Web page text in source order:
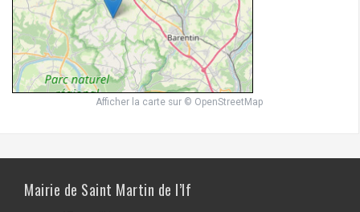
Afficher la carte sur © OpenStreetMap
Mairie de Saint Martin de l’If